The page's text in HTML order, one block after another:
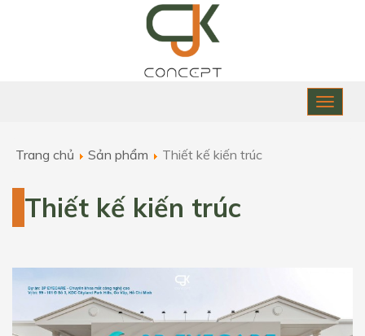
Toggle
Trang chủ
Sản phẩm Thiết kế kiến trúc
Thiết kế kiến trúc